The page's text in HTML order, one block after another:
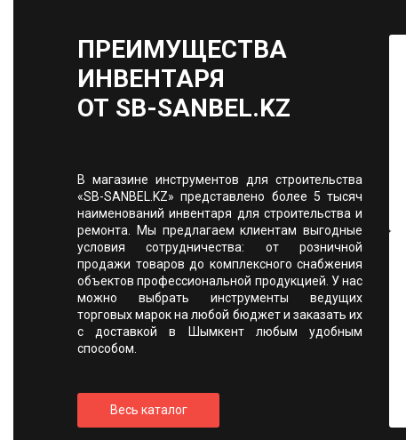
ПРЕИМУЩЕСТВА
ИНВЕНТАРЯ
ОТ SB-SANBEL.KZ
В магазине инструментов для строительства
«SB-SANBEL.KZ» представлено более 5 тысяч
наименований инвентаря для строительства и
ремонта. Мы предлагаем клиентам выгодные
условия сотрудничества: от розничной
продажи товаров до комплексного снабжения
объектов профессиональной продукцией. У нас
можно выбрать инструменты ведущих
торговых марок на любой бюджет и заказать их
с доставкой в Шымкент любым удобным
способом.
Весь каталог